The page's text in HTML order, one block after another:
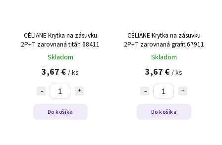
CÉLIANE Krytka na zásuvku
2P+T zarovnaná titán 68411
Skladom
3,67 € / ks
Do košíka
CÉLIANE Krytka na zásuvku
2P+T zarovnaná grafit 67911
Skladom
3,67 € / ks
Do košíka